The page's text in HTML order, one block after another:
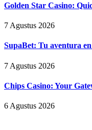
Golden Star Casino:
7 Agustus 2026
SupaBet: Tu aventura
7 Agustus 2026
Chips Casino: Your
6 Agustus 2026